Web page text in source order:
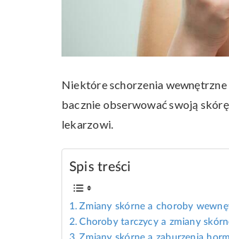
Niektóre schorzenia
bacznie obserwować swoją
lekarzowi.
Spis treści
Zmiany skórne a choroby
Choroby tarczycy a zmiany